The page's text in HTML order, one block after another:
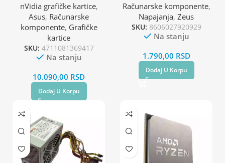
nVidia grafičke kartice,
Asus, Računarske
komponente, Grafičke
kartice
SKU: 4711081369417
Na stanju
10.090,00 RSD
Dodaj U Korpu
Računarske komponente,
Napajanja, Zeus
SKU: 8606027920929
Na stanju
1.790,00 RSD
Dodaj U Korpu